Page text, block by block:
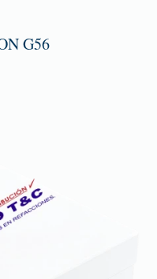
G56